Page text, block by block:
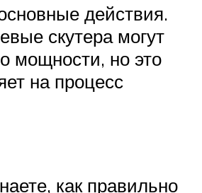
действия.
скутера могут
мощности, но это
на процесс
как правильно